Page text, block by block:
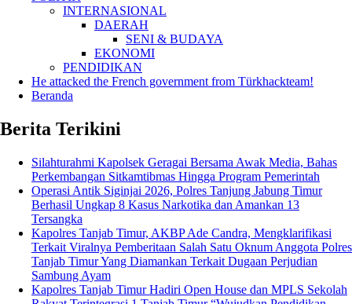
INTERNASIONAL
DAERAH
SENI & BUDAYA
EKONOMI
PENDIDIKAN
He attacked the French government from Türkhackteam!
Beranda
Berita Terikini
Silahturahmi Kapolsek Geragai Bersama Awak Media, Bahas
Perkembangan Sitkamtibmas Hingga Program Pemerintah
Operasi Antik Siginjai 2026, Polres Tanjung Jabung Timur
Berhasil Ungkap 8 Kasus Narkotika dan Amankan 13
Tersangka
Kapolres Tanjab Timur, AKBP Ade Candra, Mengklarifikasi
Terkait Viralnya Pemberitaan Salah Satu Oknum Anggota Polres
Tanjab Timur Yang Diamankan Terkait Dugaan Perjudian
Sambung Ayam
Kapolres Tanjab Timur Hadiri Open House dan MPLS Sekolah